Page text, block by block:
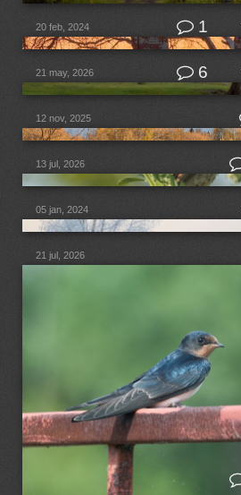
20 feb, 2024 1
21 may, 2026 6
12 nov, 2025
13 jul, 2026
05 jan, 2024
21 jul, 2026